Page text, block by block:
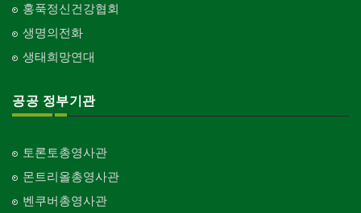
홍푹정신건강협회
생명의전화
생태희망연대
공공 정부기관
토론토총영사관
몬트리올총영사관
벤쿠버총영사관